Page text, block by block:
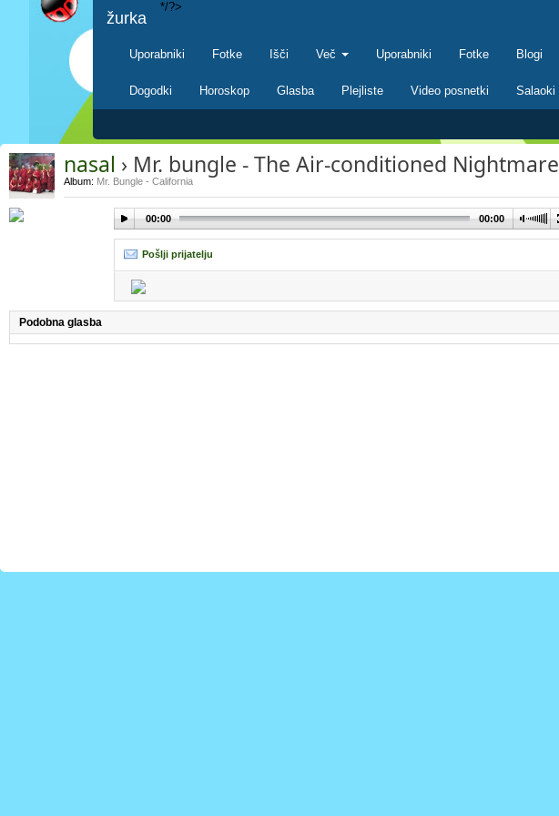
žurka
Uporabniki Fotke Išči Več Uporabniki Fotke Blogi
Dogodki Horoskop Glasba Plejliste Video posnetki Salaoki
*/?>
nasal › Mr. bungle - The Air-conditioned Nightmare
Album: Mr. Bungle - California
00:00 00:00
Pošlji prijatelju
Podobna glasba